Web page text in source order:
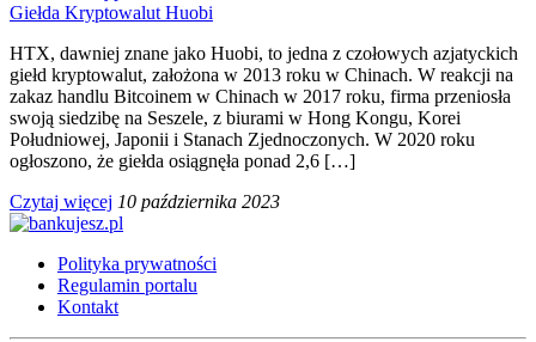
Giełda Kryptowalut Huobi
HTX, dawniej znane jako Huobi, to jedna z czołowych azjatyckich
giełd kryptowalut, założona w 2013 roku w Chinach. W reakcji na
zakaz handlu Bitcoinem w Chinach w 2017 roku, firma przeniosła
swoją siedzibę na Seszele, z biurami w Hong Kongu, Korei
Południowej, Japonii i Stanach Zjednoczonych. W 2020 roku
ogłoszono, że giełda osiągnęła ponad 2,6 […]
Czytaj więcej 10 października 2023
Polityka prywatności
Regulamin portalu
Kontakt